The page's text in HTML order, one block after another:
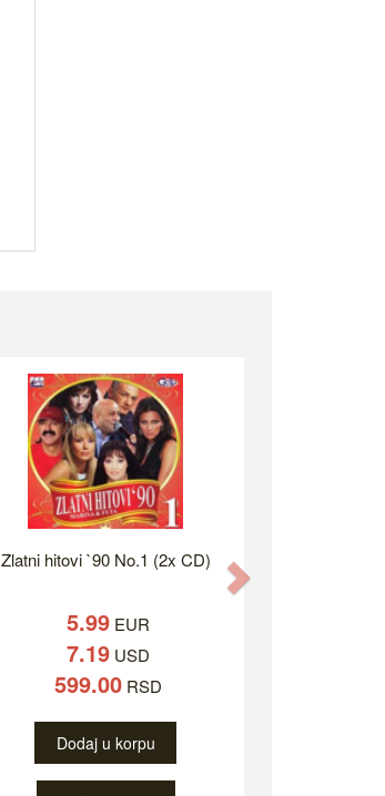
Zlatni hitovi `90 No.1 (2x CD)
5.99 EUR
7.19 USD
599.00 RSD
Dodaj u korpu